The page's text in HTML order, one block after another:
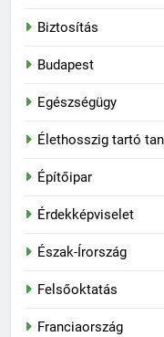
Biztosítás
Budapest
Egészségügy
Élethosszig tartó
Építőipar
Érdekképviselet
Észak-Írország
Felsőoktatás
Franciaország